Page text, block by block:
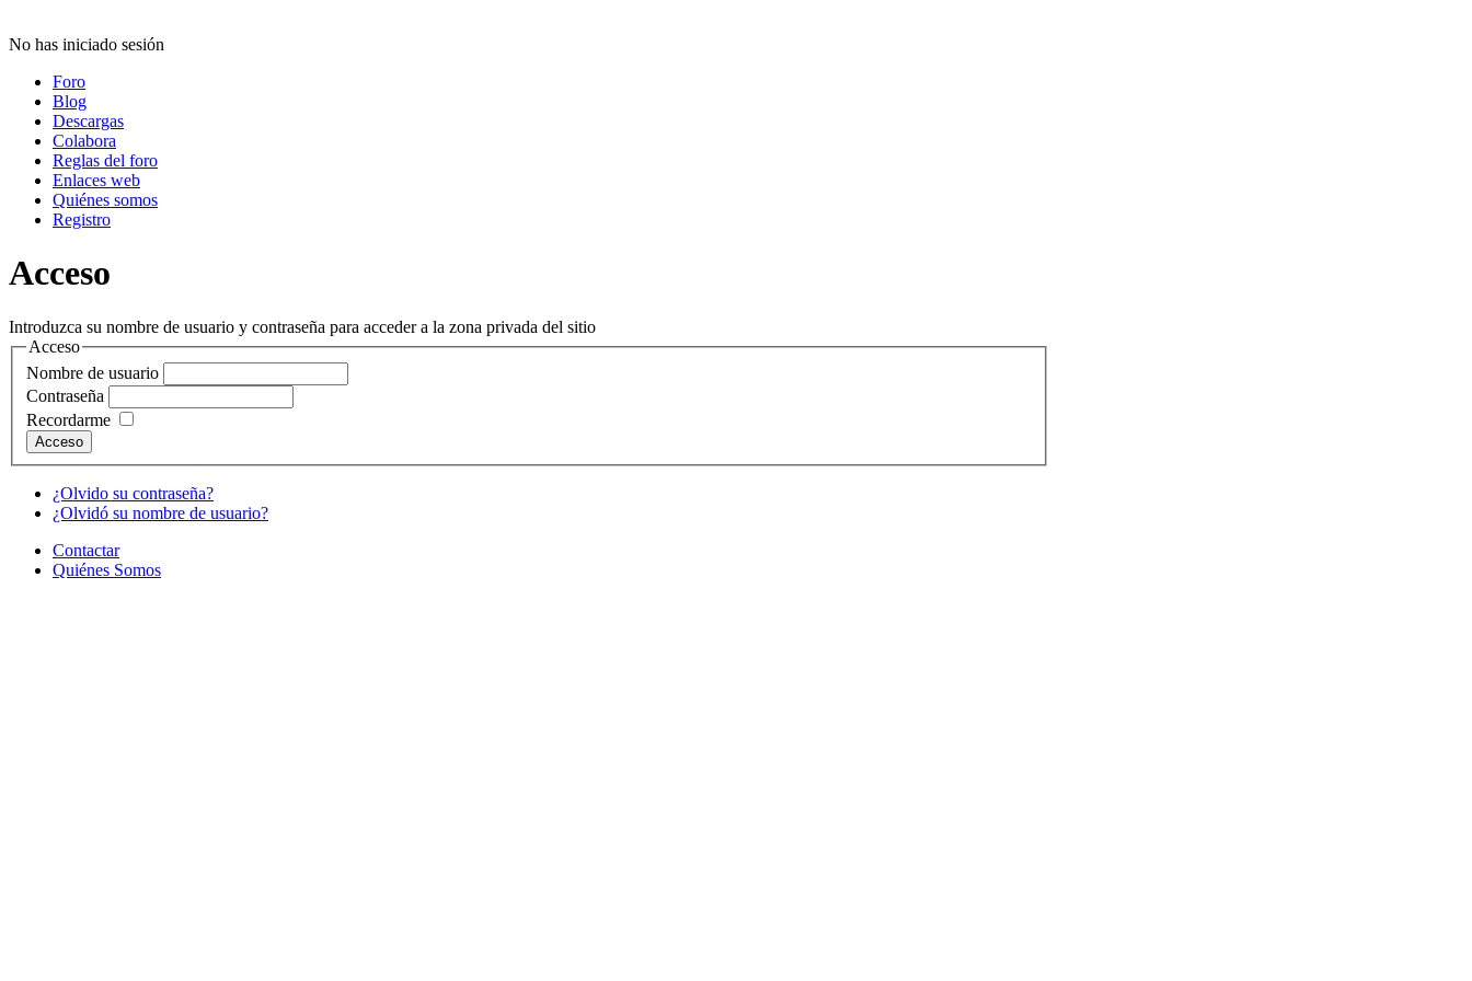
No has iniciado sesión
Foro
Blog
Descargas
Colabora
Reglas del foro
Enlaces web
Quiénes somos
Registro
Acceso
Introduzca su nombre de usuario y contraseña para acceder a la zona privada del sitio
Acceso
Nombre de usuario
Contraseña
Recordarme
¿Olvido su contraseña?
¿Olvidó su nombre de usuario?
Contactar
Quiénes Somos